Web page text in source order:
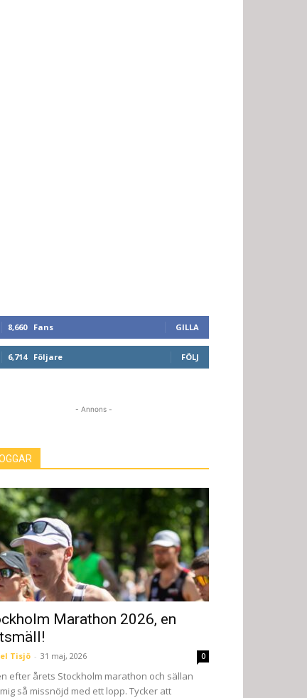
8,660 Fans GILLA
6,714 Följare FÖLJ
- Annons -
Marathon 2026, en
Tisjö - 31 maj, 2026 0
efter årets Stockholm marathon och sällan
så missnöjd med ett lopp. Tycker att